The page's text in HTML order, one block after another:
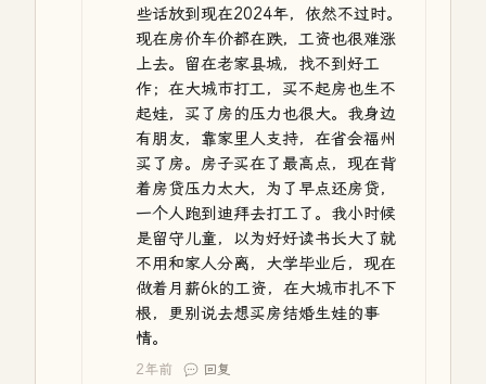
些话放到现在2024年，依然不过时。
现在房价车价都在跌，工资也很难涨
上去。留在老家县城，找不到好工
作；在大城市打工，买不起房也生不
起娃，买了房的压力也很大。我身边
有朋友，靠家里人支持，在省会福州
买了房。房子买在了最高点，现在背
着房贷压力太大，为了早点还房贷，
一个人跑到迪拜去打工了。我小时候
是留守儿童，以为好好读书长大了就
不用和家人分离，大学毕业后，现在
做着月薪6k的工资，在大城市扎不下
根，更别说去想买房结婚生娃的事
情。
2年前 回复